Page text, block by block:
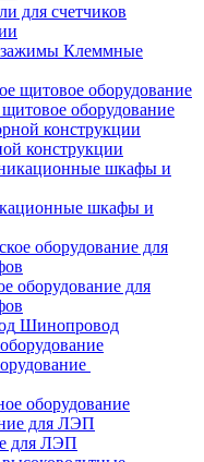
для счетчиков
Клеммные
оборудование
конструкции
шкафы и
оборудование для
Шинопровод
оборудование
для ЛЭП